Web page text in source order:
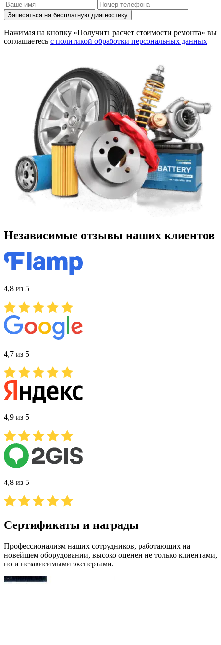
Записаться на бесплатную диагностику
Нажимая на кнопку «Получить расчет стоимости ремонта» вы
соглашаетесь с политикой обработки персональных данных
Независимые отзывы наших клиентов
4,8 из 5
4,7 из 5
4,9 из 5
4,8 из 5
Сертификаты и награды
Профессионализм наших сотрудников, работающих на
новейшем оборудовании, высоко оценен не только клиентами,
но и независимыми экспертами.